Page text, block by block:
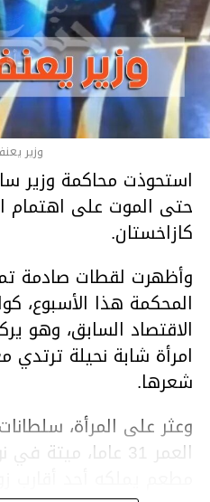
وزير
استحوذت محاكمة وزير
حتى الموت على اهتمام
كازاخستان.
وأظهرت لقطات صادمة
المحكمة هذا الأسبوع،
الاقتصاد السابق، وهو
امرأة شابة نحيلة
شعرها.
وعثر على المرأة،
العمر 31 عاما،